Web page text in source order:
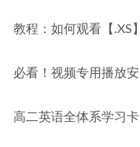
教程：如何观看【.XS
必看！视频专用播放
高二英语全体系学习卡